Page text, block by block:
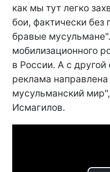
как мы тут легко
бои, фактически без
бравые
мобилизационного
в России. А с другой
реклама
мусульманский
Исмагилов.